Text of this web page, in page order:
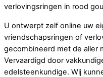
verlovingsringen in rood
U ontwerpt zelf online uw
vriendschapsringen of
gecombineerd met de aller
Vervaardigd door
edelsteenkundige. Wij